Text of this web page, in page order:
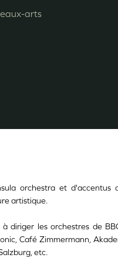
arts
orchestra et d'accentus
artistique.
diriger les orchestres de
Café Zimmermann,
etc.